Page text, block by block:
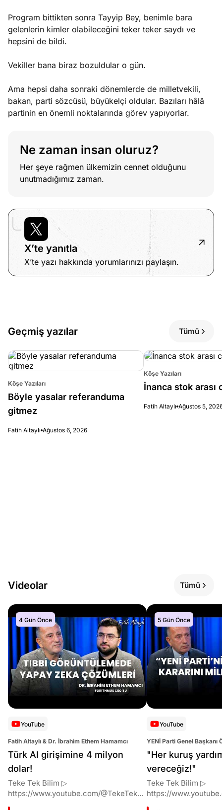
Program bittikten sonra Tayyip Bey, benimle bara
gelenlerin kimler olabileceğini teker teker saydı ve
hepsini de bildi.
Vekiller bana biraz bozuldular o gün.
Ama hepsi daha sonraki dönemlerde de milletvekili,
bakan, parti sözcüsü, büyükelçi oldular. Bazıları hâlâ
partinin en önemli noktalarında görev yapıyorlar.
Ne zaman insan oluruz?
Her şeye rağmen ülkemizin cennet olduğunu
unutmadığımız zaman.
X’te yanıtla
X’te yazı hakkında yorumlarınızı paylaşın.
Geçmiş yazılar Tümü
Köşe Yazıları
Böyle yasalar referanduma
gitmez
Fatih Altaylı Ağustos 6, 2026
Köşe Yazıları
İnanca stok arası
Fatih Altaylı Ağustos 5,
Videolar Tümü
4 Gün Önce
YouTube
Fatih Altaylı & Dr. İbrahim Ethem Hamamcı
Türk AI girişimine 4 milyon
dolar!
Teke Tek Bilim ▷
https://www.youtube.com/@TekeTekBil
5 Gün Önce
YouTube
YENİ Parti Genel Başkanı
Altaylı
"Her kuruş
vereceğiz!"
Teke Tek Bilim ▷
https://